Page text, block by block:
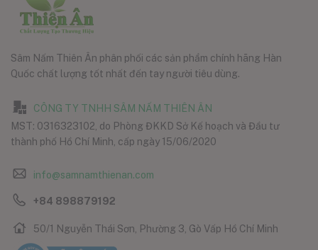
Sâm Nấm Thiên Ân phân phối các sản phẩm chính hãng Hàn
Quốc chất lượng tốt nhất đến tay người tiêu dùng.
CÔNG TY TNHH SÂM NẤM THIÊN ÂN
MST: 0316323102, do Phòng ĐKKD Sở Kế hoạch và Đầu tư
thành phố Hồ Chí Minh, cấp ngày 15/06/2020
info@samnamthienan.com
+84 898879192
50/1 Nguyễn Thái Sơn, Phường 3, Gò Vấp Hồ Chí Minh